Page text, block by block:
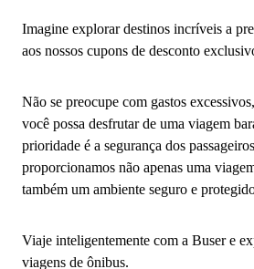
Imagine explorar destinos incríveis a
aos nossos cupons de desconto
Não se preocupe com gastos
você possa desfrutar de uma viagem
prioridade é a segurança dos
proporcionamos não apenas uma
também um ambiente seguro e
Viaje inteligentemente com a Buser e
viagens de ônibus.